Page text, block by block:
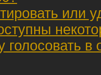
или
голосовать в